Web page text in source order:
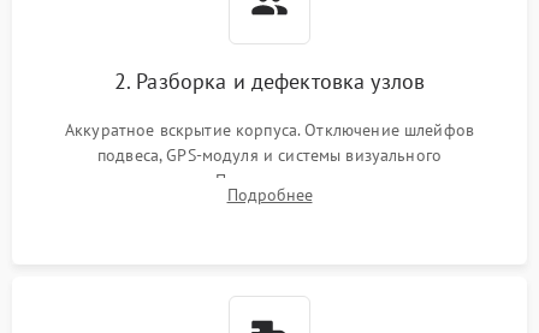
2. Разборка и дефектовка узлов
Аккуратное вскрытие корпуса. Отключение шлейфов
подвеса, GPS-модуля и системы визуального
позиционирования. Проверка полетного контроллера,
регуляторов оборотов (ESC) и бесколлекторных моторов на
Подробнее